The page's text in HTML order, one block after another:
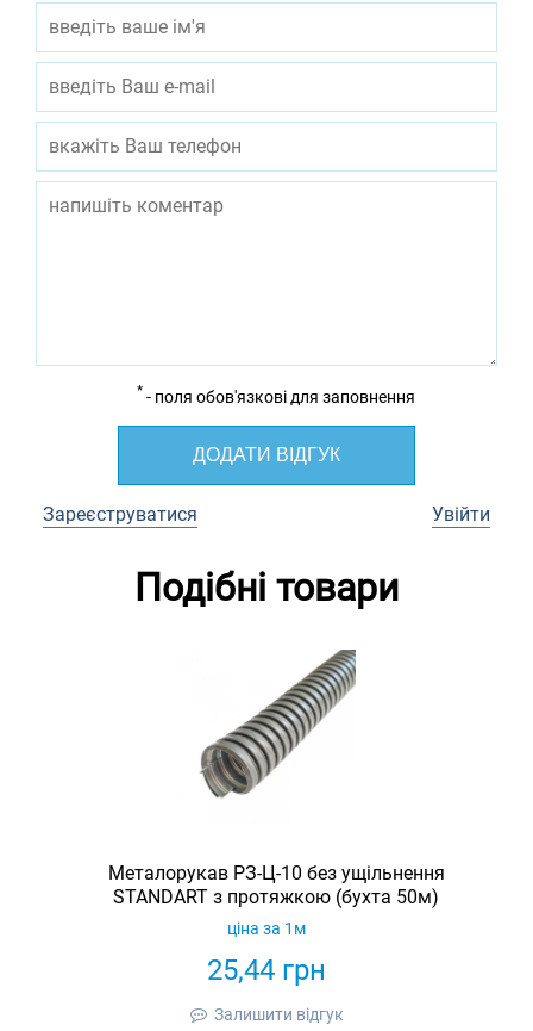
* - поля обов'язкові для заповнення
ДОДАТИ ВІДГУК
Зареєструватися Увійти
Подібні товари
Металорукав РЗ-Ц-10 без ущільнення
STANDART з протяжкою (бухта 50м)
25,44 грн
ціна за 1м
Залишити відгук